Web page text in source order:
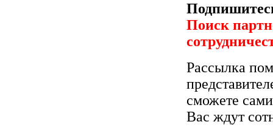
Поиск
Рассылка
сможете
Вас ждут